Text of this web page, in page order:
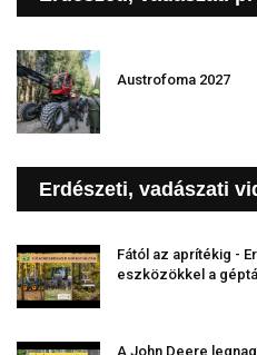
Austrofoma 2027
Erdészeti, vadászati
Fától az aprítékig -
eszközökkel a
A John Deere